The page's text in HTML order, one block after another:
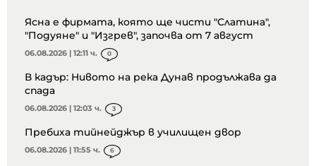
Ясна е фирмата, която ще чисти "Слатина",
"Подуяне" и "Изгрев", започва от 7 август
06.08.2026 | 12:11 ч. 0
В кадър: Нивото на река Дунав продължава да
спада
06.08.2026 | 12:03 ч. 3
Пребиха тийнейджър в училищен двор
06.08.2026 | 11:55 ч. 6